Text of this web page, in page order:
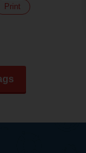
Print